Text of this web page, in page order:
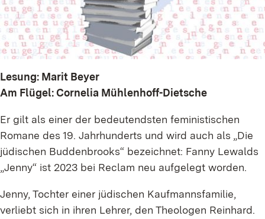
Lesung: Marit Beyer
Am Flügel: Cornelia Mühlenhoff-Dietsche
Er gilt als einer der bedeutendsten feministischen
Romane des 19. Jahrhunderts und wird auch als „Die
jüdischen Buddenbrooks“ bezeichnet: Fanny Lewalds
„Jenny“ ist 2023 bei Reclam neu aufgelegt worden.
Jenny, Tochter einer jüdischen Kaufmannsfamilie,
verliebt sich in ihren Lehrer, den Theologen Reinhard.